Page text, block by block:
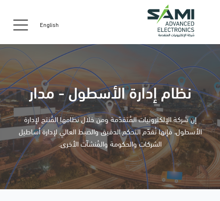
English
نظام إدارة الأسطول - مدار
إن شركة الإلكترونيات المُتقدّمة ومن خلال نظامها المُنتج لإدارة
الأسطول، فإنها تُقدّم التحكم الدقيق والضبط العالي لإدارة أساطيل
الشركات والحكومة والمُنشآت الأخرى.